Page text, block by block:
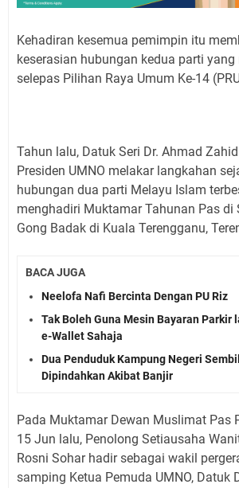
Kehadiran kesemua pemimpin itu
keserasian hubungan kedua parti
selepas Pilihan Raya Umum Ke-14
Tahun lalu, Datuk Seri Dr. Ahmad
Presiden UMNO melakar langkahan
hubungan dua parti Melayu Islam
menghadiri Muktamar Tahunan Pas di
Gong Badak di Kuala Terengganu,
BACA JUGA
Neelofa Nafi Bercinta Dengan PU Riz
Tak Boleh Guna Mesin Bayaran Parkir
e-Wallet Sahaja
Dua Penduduk Kampung Negeri
Dipindahkan Akibat Banjir
Pada Muktamar Dewan Muslimat Pas
15 Jun lalu, Penolong Setiausaha
Rosni Sohar hadir sebagai wakil
samping Ketua Pemuda UMNO, Datuk